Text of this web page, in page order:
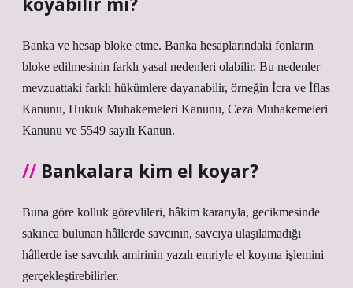
Banka ve hesap bloke etme. Banka hesaplarındaki fonların
bloke edilmesinin farklı yasal nedenleri olabilir. Bu nedenler
mevzuattaki farklı hükümlere dayanabilir, örneğin İcra ve İflas
Kanunu, Hukuk Muhakemeleri Kanunu, Ceza Muhakemeleri
Kanunu ve 5549 sayılı Kanun.
Bankalara kim el koyar?
Buna göre kolluk görevlileri, hâkim kararıyla, gecikmesinde
sakınca bulunan hâllerde savcının, savcıya ulaşılamadığı
hâllerde ise savcılık amirinin yazılı emriyle el koyma işlemini
gerçekleştirebilirler.